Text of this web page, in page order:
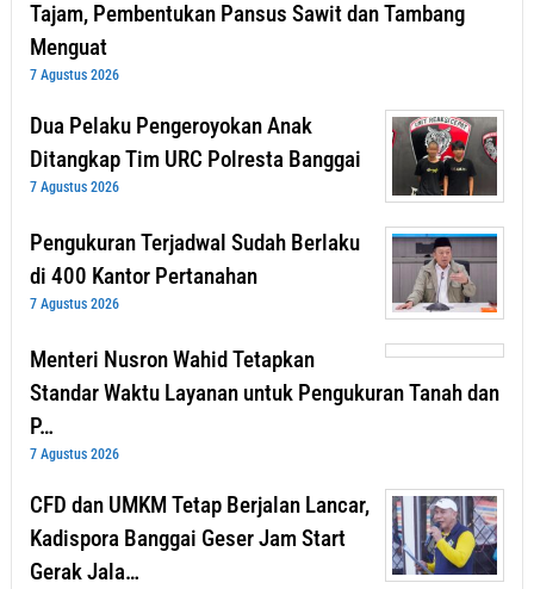
Tajam, Pembentukan Pansus Sawit dan Tambang
Menguat
7 Agustus 2026
Dua Pelaku Pengeroyokan Anak
Ditangkap Tim URC Polresta Banggai
7 Agustus 2026
Pengukuran Terjadwal Sudah Berlaku
di 400 Kantor Pertanahan
7 Agustus 2026
Menteri Nusron Wahid Tetapkan
Standar Waktu Layanan untuk Pengukuran Tanah dan
P…
7 Agustus 2026
CFD dan UMKM Tetap Berjalan Lancar,
Kadispora Banggai Geser Jam Start
Gerak Jala…